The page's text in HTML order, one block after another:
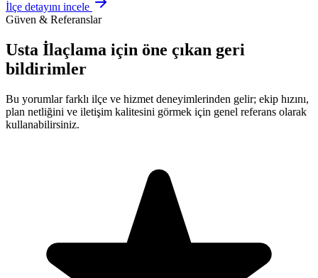
İlçe detayını incele
Güven & Referanslar
Usta İlaçlama için öne çıkan geri
bildirimler
Bu yorumlar farklı ilçe ve hizmet deneyimlerinden gelir; ekip hızını,
plan netliğini ve iletişim kalitesini görmek için genel referans olarak
kullanabilirsiniz.